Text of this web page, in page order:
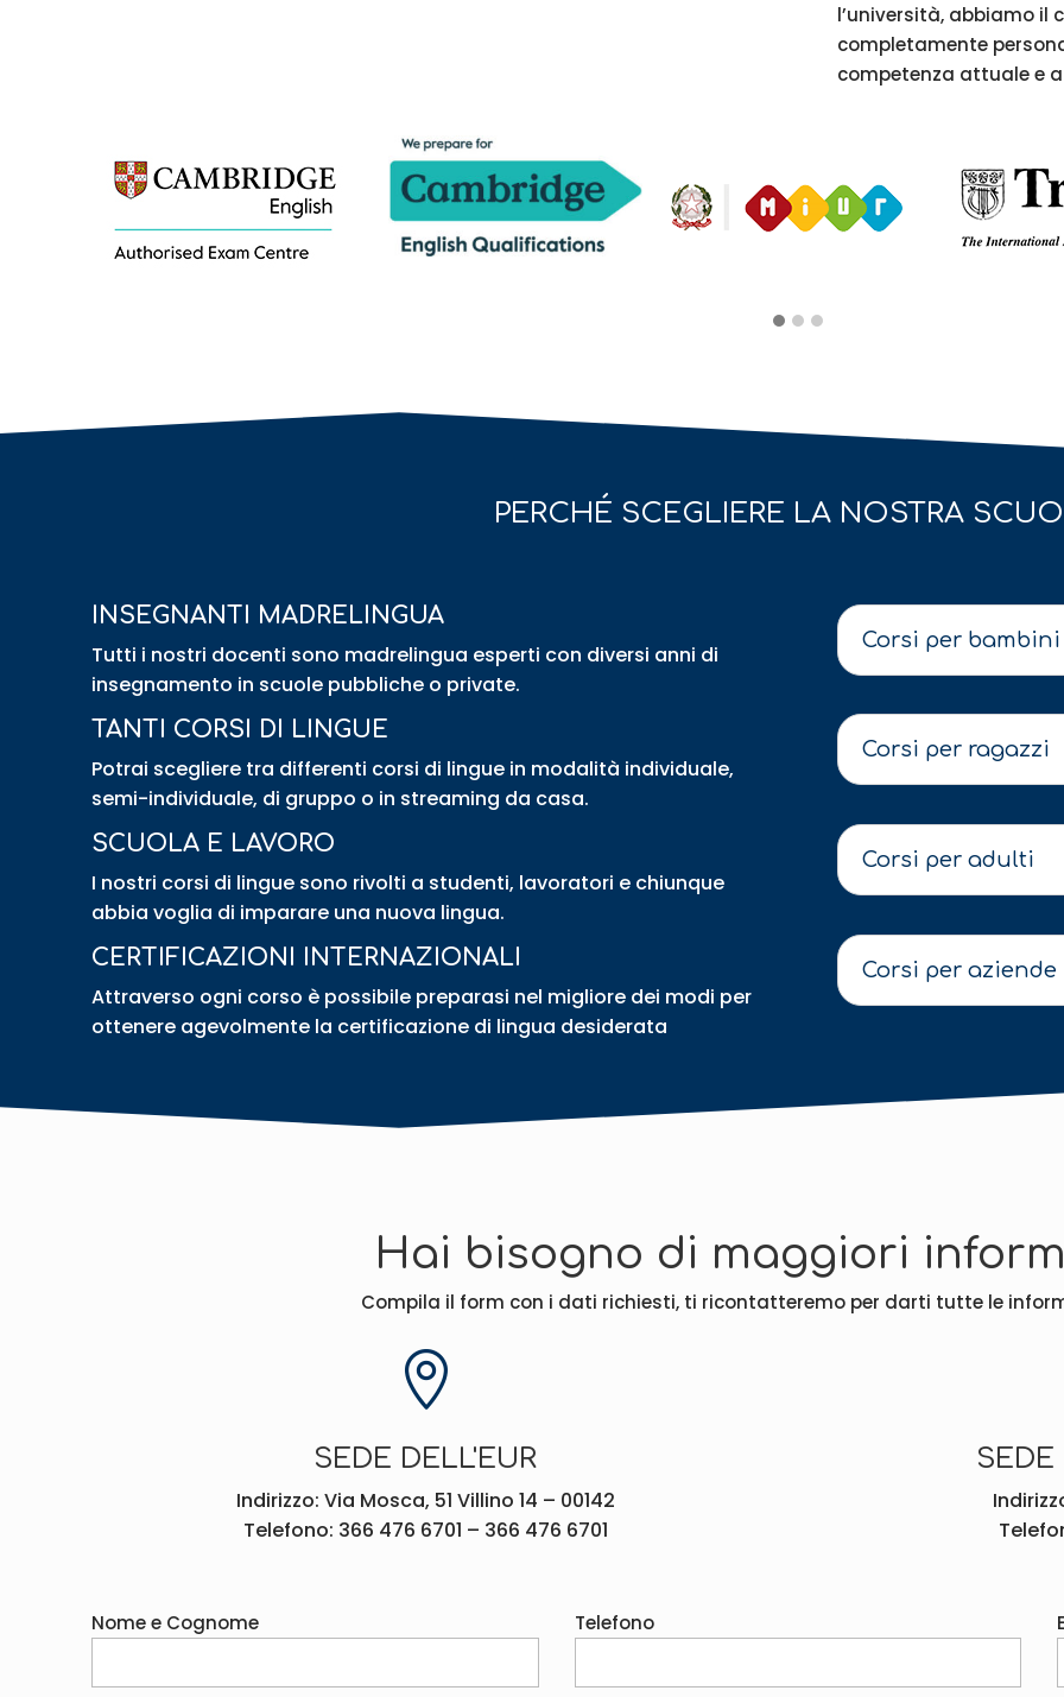
l’università, abbiamo il
completamente
competenza attuale e
PERCHÉ SCEGLIERE LA NOSTRA
INSEGNANTI MADRELINGUA
Tutti i nostri docenti sono madrelingua esperti con diversi anni di
insegnamento in scuole pubbliche o private.
TANTI CORSI DI LINGUE
Potrai scegliere tra differenti corsi di lingue in modalità individuale,
semi-individuale, di gruppo o in streaming da casa.
SCUOLA E LAVORO
I nostri corsi di lingue sono rivolti a studenti, lavoratori e chiunque
abbia voglia di imparare una nuova lingua.
CERTIFICAZIONI INTERNAZIONALI
Attraverso ogni corso è possibile preparasi nel migliore dei modi per
ottenere agevolmente la certificazione di lingua desiderata
Corsi per bambini
Corsi per ragazzi
Corsi per adulti
Corsi per aziende
Hai bisogno di maggiori
Compila il form con i dati richiesti, ti ricontatteremo per darti tutte le

SEDE DELL'EUR
Indirizzo: Via Mosca, 51 Villino 14 – 00142
Telefono: 366 476 6701 – 366 476 6701
Nome e Cognome Telefono